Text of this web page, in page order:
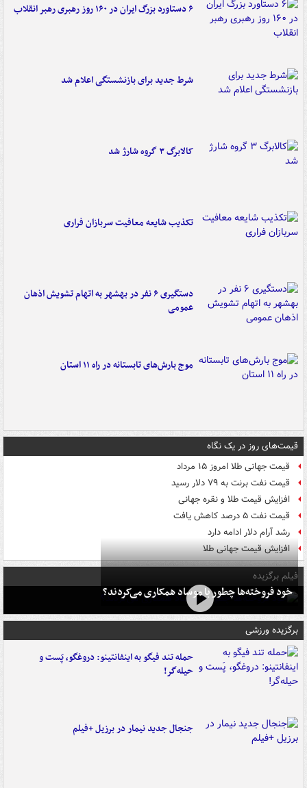
۶ دستاورد بزرگ ایران در ۱۶۰ روز رهبری رهبر انقلاب
شرط جدید برای بازنشستگی اعلام شد
کالابرگ ۳ گروه شارژ شد
تکذیب شایعه معافیت سربازان فراری
دستگیری ۶ نفر در بهشهر به اتهام تشویش اذهان
عمومی
موج بارش‌های تابستانه در راه ۱۱ استان
قیمت‌های روز در یک نگاه
قیمت جهانی طلا امروز ۱۵ مرداد
قیمت نفت برنت به ۷۹ دلار رسید
افزایش قیمت طلا و نقره جهانی
قیمت نفت ۵ درصد کاهش یافت
رشد آرام دلار ادامه دارد
افزایش قیمت جهانی طلا
فیلم برگزیده
خود فروخته‌ها چطور با موساد همکاری می‌کردند؟
برگزیده ورزشی
حمله تند فیگو به اینفانتینو: دروغگو، پَست‌ و
حیله‌گر!
جنجال جدید نیمار در برزیل +فیلم